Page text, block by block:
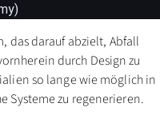
das darauf abzielt, Abfall
durch Design zu
so lange wie möglich in
Systeme zu regenerieren.